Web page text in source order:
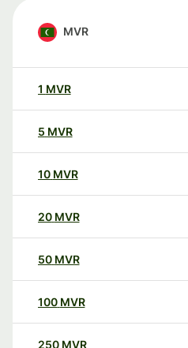
MVR
1 MVR
5 MVR
10 MVR
20 MVR
50 MVR
100 MVR
250 MVR